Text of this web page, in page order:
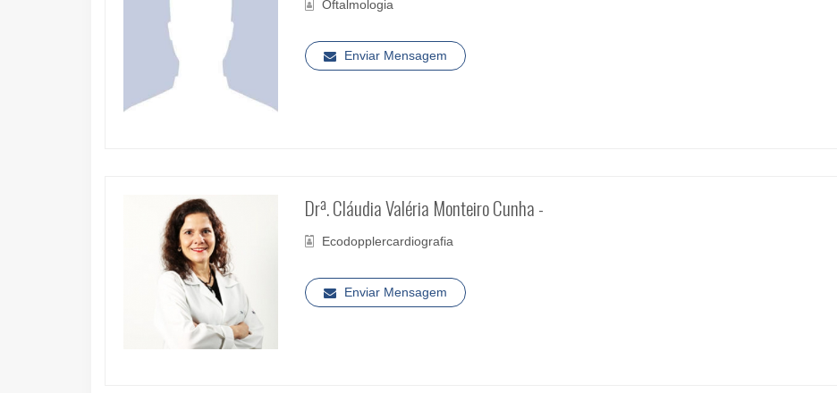
Oftalmologia
Enviar Mensagem
Drª. Cláudia Valéria Monteiro Cunha -
Ecodopplercardiografia
Enviar Mensagem